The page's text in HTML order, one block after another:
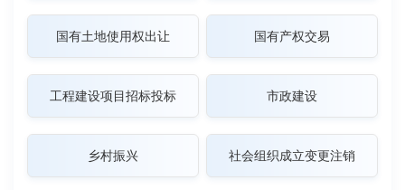
国有土地使用权出让 国有产权交易
工程建设项目招标投标 市政建设
乡村振兴 社会组织成立变更注销